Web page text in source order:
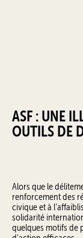
ASF : UNE
OUTILS DE
Alors que le
renforcement des
civique et à
solidarité
quelques motifs de